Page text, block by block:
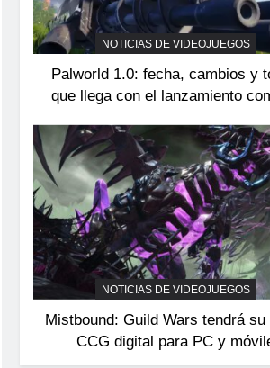
devuelve el
de la conducción
Series X|S y PC
NOTICIAS DE
NOTICIAS DE VIDEOJUEGOS
Palworld 1.0: fecha, cambios y
que llega con el lanzamiento
NOTICIAS DE VIDEOJUEGOS
Mistbound: Guild Wars tendrá su
CCG digital para PC y